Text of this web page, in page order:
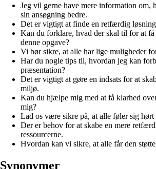
Jeg vil gerne have mere information om,
sin ansøgning bedre.
Det er vigtigt at finde en retfærdig
Kan du forklare, hvad der skal til for at få
denne opgave?
Vi bør sikre, at alle har lige muligheder
Har du nogle tips til, hvordan jeg kan
præsentation?
Det er vigtigt at gøre en indsats for at
miljø.
Kan du hjælpe mig med at få klarhed
mig?
Lad os være sikre på, at alle føler sig hørt
Der er behov for at skabe en mere
ressourcerne.
Hvordan kan vi sikre, at alle får den
Synonymer